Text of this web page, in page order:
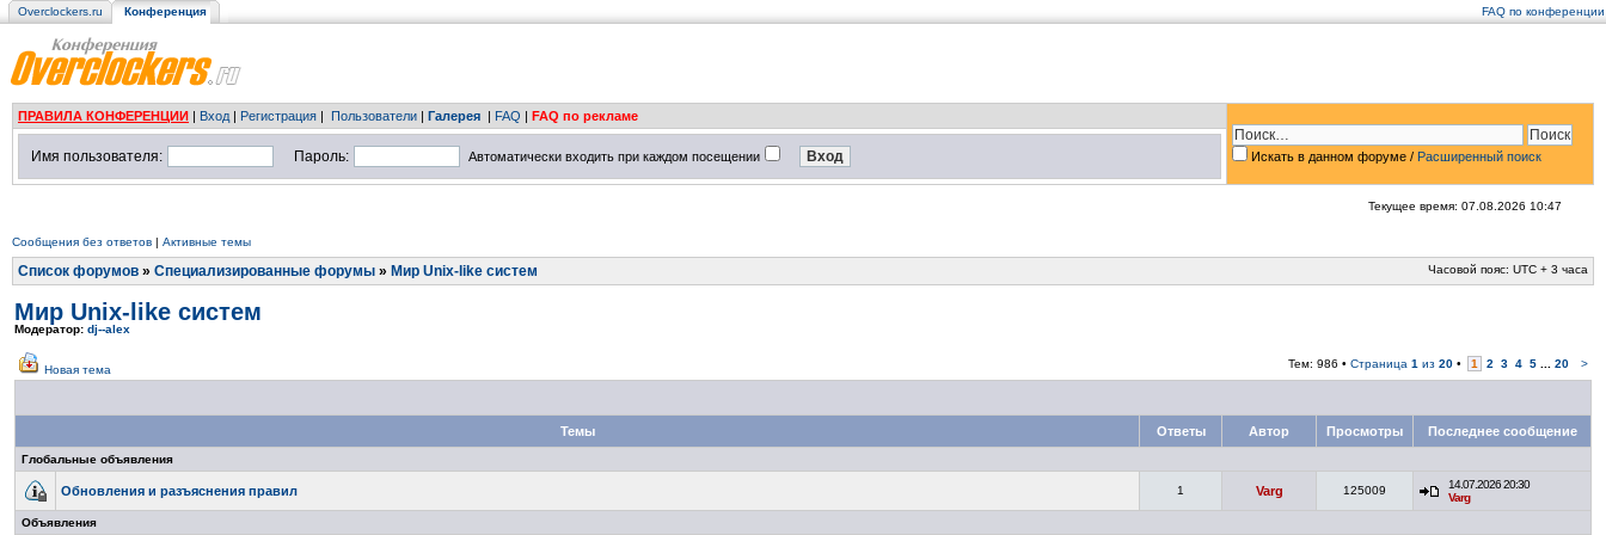
Overclockers.ru Конференция FAQ по конференции
ПРАВИЛА КОНФЕРЕНЦИИ | Вход | Регистрация | Пользователи | Галерея | FAQ | FAQ по рекламе
Искать в данном форуме / Расширенный поиск
Имя пользователя: Пароль: Автоматически входить при каждом посещении
Текущее время: 07.08.2026 10:47
Сообщения без ответов | Активные темы
Список форумов » Специализированные форумы » Мир Unix-like систем Часовой пояс: UTC + 3 часа
Мир Unix-like систем
Модератор: dj--alex
Новая тема Тем: 986 • Страница 1 из 20 • 1 2 3 4 5 20 >
Темы Ответы Автор Просмотры Последнее сообщение
Глобальные объявления
Обновления и разъяснения правил 1 Varg 125009
14.07.2026 20:30
Varg
Объявления